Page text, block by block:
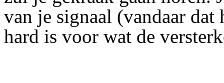
van je signaal (vandaar
hard is voor wat de